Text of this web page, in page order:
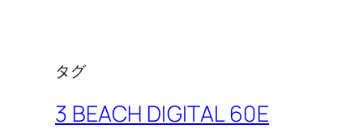
タグ
3 BEACH DIGITAL 60E